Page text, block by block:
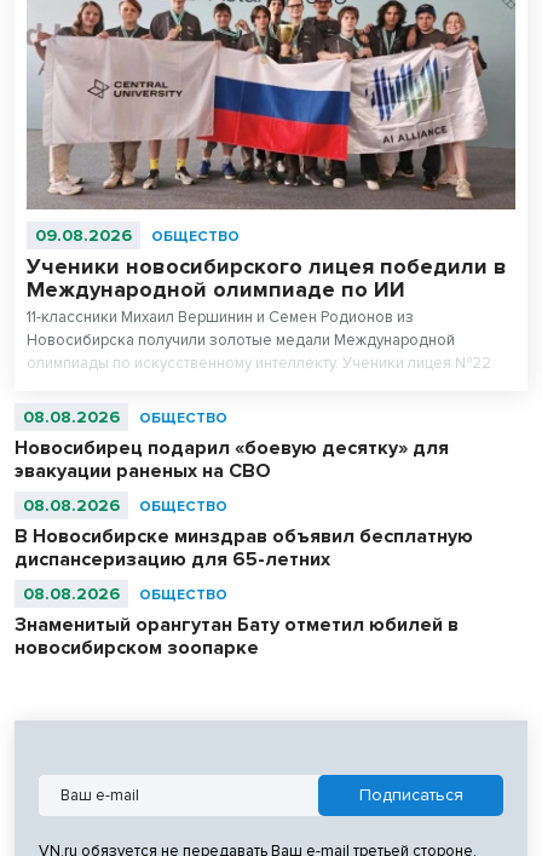
09.08.2026 ОБЩЕСТВО
Ученики новосибирского лицея победили в
Международной олимпиаде по ИИ
11-классники Михаил Вершинин и Семен Родионов из
Новосибирска получили золотые медали Международной
олимпиады по искусственному интеллекту. Ученики лицея №22
абсолютными чемпионами соревнований.
08.08.2026 ОБЩЕСТВО
Новосибирец подарил «боевую десятку» для
эвакуации раненых на СВО
08.08.2026 ОБЩЕСТВО
В Новосибирске минздрав объявил бесплатную
диспансеризацию для 65-летних
08.08.2026 ОБЩЕСТВО
Знаменитый орангутан Бату отметил юбилей в
новосибирском зоопарке
VN.ru обязуется не передавать Ваш e-mail третьей стороне.